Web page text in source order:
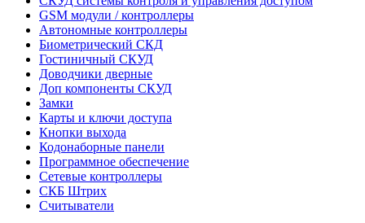
GSM модули / контроллеры
Автономные контроллеры
Биометрический СКД
Гостиничный СКУД
Доводчики дверные
Доп компоненты СКУД
Замки
Карты и ключи доступа
Кнопки выхода
Кодонаборные панели
Программное обеспечение
Сетевые контроллеры
СКБ Штрих
Считыватели